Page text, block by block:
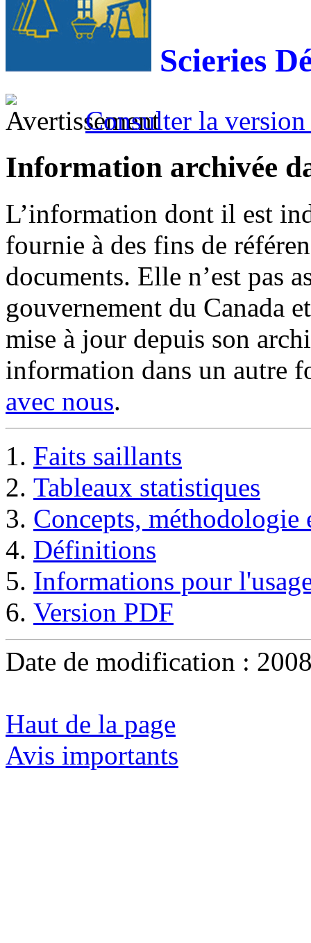
Scieries
Consulter la
Information archivée
L’information dont il est
fournie à des fins de
documents. Elle n’est pas
gouvernement du Canada
mise à jour depuis son
information dans un autre
avec nous.
Faits saillants
Tableaux statistiques
Concepts, méthodologie
Définitions
Informations pour
Version PDF
Date de modification :
Haut de la page
Avis importants